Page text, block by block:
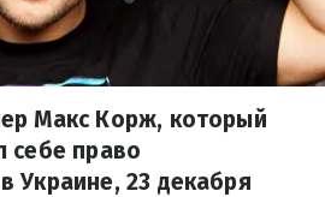
Макс Корж, который
себе право
Украине, 23 декабря